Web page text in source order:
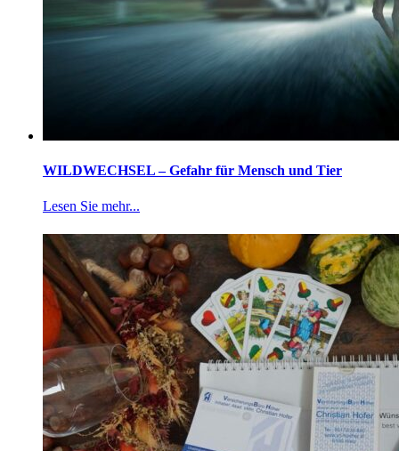
WILDWECHSEL – Gefahr für Mensch und Tier
Lesen Sie mehr...